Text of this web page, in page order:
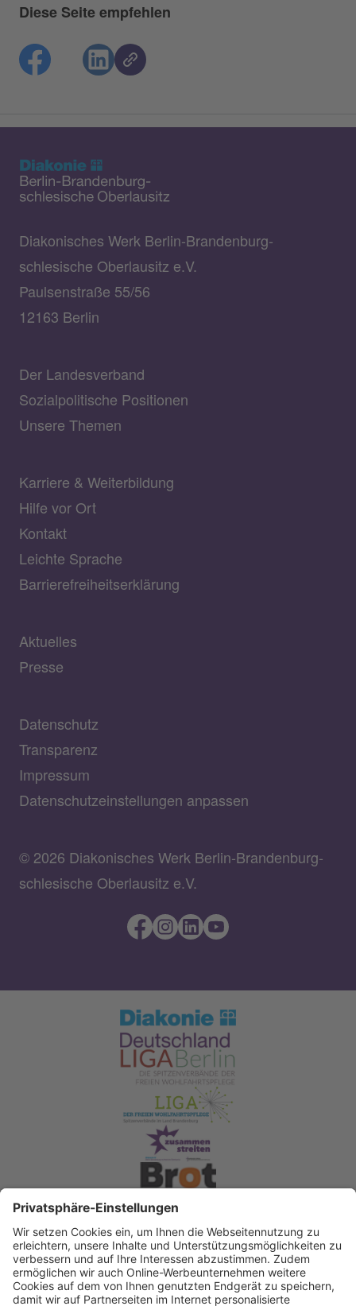
Diese Seite empfehlen
Diakonisches Werk Berlin-Brandenburg-
schlesische Oberlausitz e.V.
Paulsenstraße 55/56
12163 Berlin
Der Landesverband
Sozialpolitische Positionen
Unsere Themen
Karriere & Weiterbildung
Hilfe vor Ort
Kontakt
Leichte Sprache
Barrierefreiheitserklärung
Aktuelles
Presse
Datenschutz
Transparenz
Impressum
Datenschutzeinstellungen anpassen
© 2026 Diakonisches Werk Berlin-Brandenburg-
schlesische Oberlausitz e.V.
Spendenkonto Diakonisches Werk Berlin-